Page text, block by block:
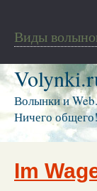
Виды
Волынки и Web.
Ничего
Im